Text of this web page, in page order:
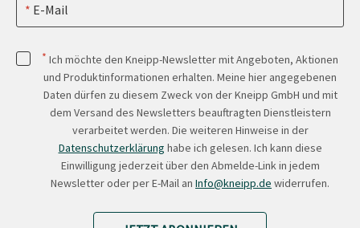
E-Mail
* Ich möchte den Kneipp-Newsletter mit Angeboten, Aktionen
und Produktinformationen erhalten. Meine hier angegebenen
Daten dürfen zu diesem Zweck von der Kneipp GmbH und mit
dem Versand des Newsletters beauftragten Dienstleistern
verarbeitet werden. Die weiteren Hinweise in der
Datenschutzerklärung habe ich gelesen. Ich kann diese
Einwilligung jederzeit über den Abmelde-Link in jedem
Newsletter oder per E-Mail an Info@kneipp.de widerrufen.